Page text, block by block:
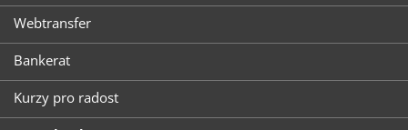
Webtransfer
Bankerat
Kurzy pro radost